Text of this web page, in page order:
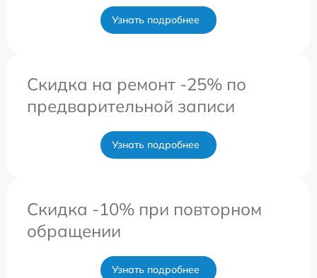
Узнать подробнее
Скидка на ремонт -25% по
предварительной записи
Узнать подробнее
Скидка -10% при повторном
обращении
Узнать подробнее